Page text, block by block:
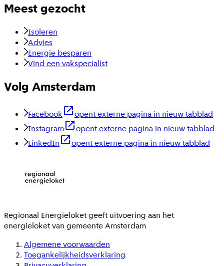
Meest gezocht
Isoleren
Advies
Energie besparen
Vind een vakspecialist
Volg Amsterdam
Facebook
opent externe pagina in nieuw tabblad
Instagram
opent externe pagina in nieuw tabblad
LinkedIn
opent externe pagina in nieuw tabblad
Regionaal Energieloketgeeft uitvoering aan het
energieloket van gemeenteAmsterdam
Algemene voorwaarden
Toegankelijkheidsverklaring